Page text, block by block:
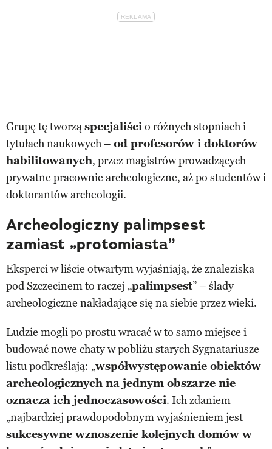
Grupę tę tworząspecjaliścio różnych stopniach i
tytułach naukowych – od profesorów i doktorów
habilitowanych, przez magistrów prowadzących
prywatne pracownie archeologiczne, aż po studentów i
doktorantów archeologii.
Archeologiczny palimpsest
zamiast „protomiasta”
Eksperci w liście otwartym wyjaśniają, że znaleziska
pod Szczecinem to raczej „palimpsest” – ślady
archeologiczne nakładające się na siebie przez wieki.
Ludzie mogli po prostu wracać w to samo miejsce i
budować nowe chaty w pobliżu starych Sygnatariusze
listu podkreślają: „współwystępowanie obiektów
archeologicznych na jednym obszarze nie
oznacza ich jednoczasowości. Ich zdaniem
„najbardziej prawdopodobnym wyjaśnieniem jest
sukcesywne wznoszenie kolejnych domów w